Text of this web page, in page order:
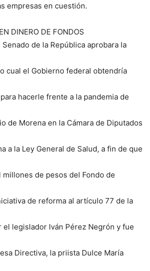
empresas en cuestión.
DINERO DE FONDOS
de la República aprobara la
cual el Gobierno federal obtendría
hacerle frente a la pandemia de
de Morena en la Cámara de Diputados
a la Ley General de Salud, a fin de que
de pesos del Fondo de
de reforma al artículo 77 de la
el legislador Iván Pérez Negrón y fue
Directiva, la priista Dulce María